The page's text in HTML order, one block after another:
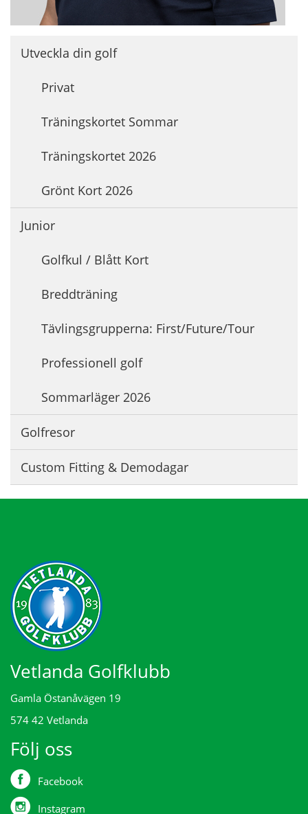
Utveckla din golf
Privat
Träningskortet Sommar
Träningskortet 2026
Grönt Kort 2026
Junior
Golfkul / Blått Kort
Breddträning
Tävlingsgrupperna: First/Future/Tour
Professionell golf
Sommarläger 2026
Golfresor
Custom Fitting & Demodagar
Vetlanda Golfklubb
Gamla Östanåvägen 19
574 42 Vetlanda
Följ oss
Facebook
Instagram